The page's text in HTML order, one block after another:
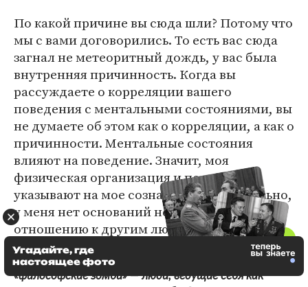
По какой причине вы сюда шли? Потому что
мы с вами договорились. То есть вас сюда
загнал не метеоритный дождь, у вас была
внутренняя причинность. Когда вы
рассуждаете о корреляции вашего
поведения с ментальными состояниями, вы
не думаете об этом как о корреляции, а как о
причинности. Ментальные состояния
влияют на поведение. Значит, моя
физическая организация и поведение
указывают на мое сознание. Следовательно,
у меня нет оснований не делать так по
отношению к другим людям.
Почему я не могу предполагать, что вокруг меня
«философские зомби» — люди, ведущие себя как
Угадайте, где
настоящее фото